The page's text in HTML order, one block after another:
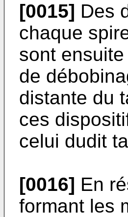
[0015] Des
chaque
sont
de
distante du
ces
celui dudit
[0016] En
formant les